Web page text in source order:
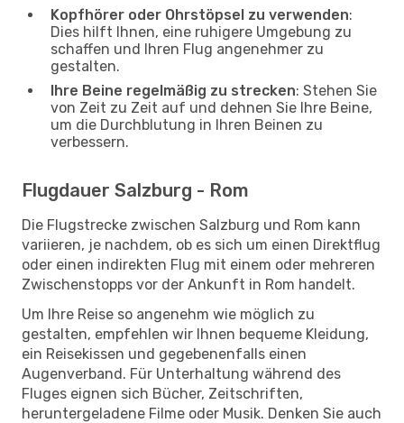
Kopfhörer oder Ohrstöpsel zu verwenden:
Dies hilft Ihnen, eine ruhigere Umgebung zu
schaffen und Ihren Flug angenehmer zu
gestalten.
Ihre Beine regelmäßig zu strecken: Stehen Sie
von Zeit zu Zeit auf und dehnen Sie Ihre Beine,
um die Durchblutung in Ihren Beinen zu
verbessern.
Flugdauer Salzburg - Rom
Die Flugstrecke zwischen Salzburg und Rom kann
variieren, je nachdem, ob es sich um einen Direktflug
oder einen indirekten Flug mit einem oder mehreren
Zwischenstopps vor der Ankunft in Rom handelt.
Um Ihre Reise so angenehm wie möglich zu
gestalten, empfehlen wir Ihnen bequeme Kleidung,
ein Reisekissen und gegebenenfalls einen
Augenverband. Für Unterhaltung während des
Fluges eignen sich Bücher, Zeitschriften,
heruntergeladene Filme oder Musik. Denken Sie auch